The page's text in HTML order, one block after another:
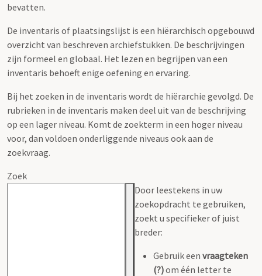
bevatten.
De inventaris of plaatsingslijst is een hiërarchisch opgebouwd
overzicht van beschreven archiefstukken. De beschrijvingen
zijn formeel en globaal. Het lezen en begrijpen van een
inventaris behoeft enige oefening en ervaring.
Bij het zoeken in de inventaris wordt de hiërarchie gevolgd. De
rubrieken in de inventaris maken deel uit van de beschrijving
op een lager niveau. Komt de zoekterm in een hoger niveau
voor, dan voldoen onderliggende niveaus ook aan de
zoekvraag.
Zoek
Door leestekens in uw
zoekopdracht te gebruiken,
zoekt u specifieker of juist
breder:
Gebruik een vraagteken
(?)om één letter te